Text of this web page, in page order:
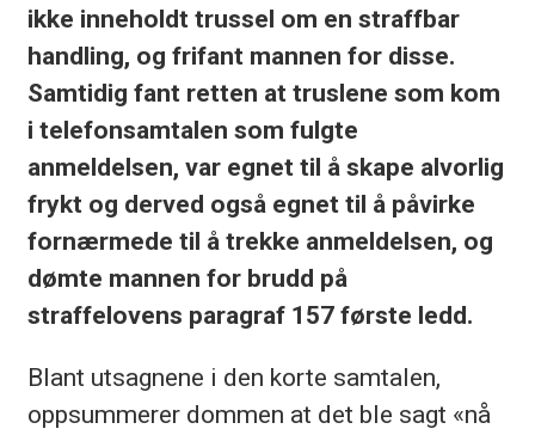
ikke inneholdt trussel om en straffbar
handling, og frifant mannen for disse.
Samtidig fant retten at truslene som kom
i telefonsamtalen som fulgte
anmeldelsen, var egnet til å skape alvorlig
frykt og derved også egnet til å påvirke
fornærmede til å trekke anmeldelsen, og
dømte mannen for brudd på
straffelovens paragraf 157 første ledd.
Blant utsagnene i den korte samtalen,
oppsummerer dommen at det ble sagt «nå